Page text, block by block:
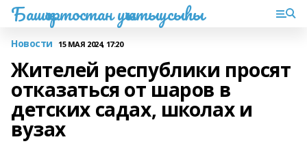
Башҡортостан уҡытыусыһы
Новости 15 МАЯ 2024, 17:20
Жителей республики просят
отказаться от шаров в
детских садах, школах и
вузах